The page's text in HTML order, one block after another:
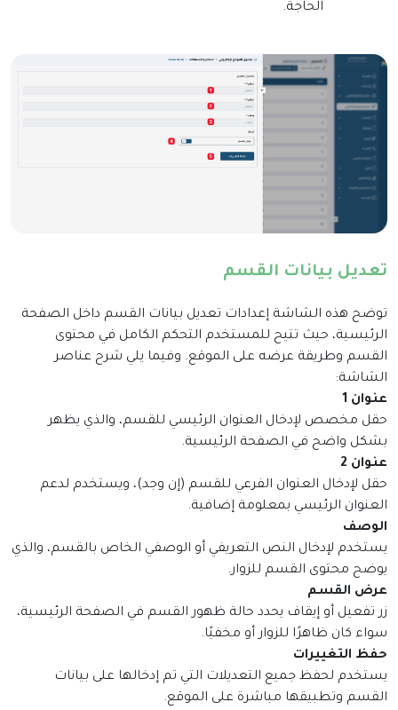
الحاجة.
تعديل بيانات القسم
توضح هذه الشاشة إعدادات تعديل بيانات القسم داخل الصفحة
الرئيسية، حيث تتيح للمستخدم التحكم الكامل في محتوى
القسم وطريقة عرضه على الموقع. وفيما يلي شرح عناصر
الشاشة:
عنوان 1
حقل مخصص لإدخال العنوان الرئيسي للقسم، والذي يظهر
بشكل واضح في الصفحة الرئيسية.
عنوان 2
حقل لإدخال العنوان الفرعي للقسم (إن وجد)، ويستخدم لدعم
العنوان الرئيسي بمعلومة إضافية.
الوصف
يستخدم لإدخال النص التعريفي أو الوصفي الخاص بالقسم، والذي
يوضح محتوى القسم للزوار.
عرض القسم
زر تفعيل أو إيقاف يحدد حالة ظهور القسم في الصفحة الرئيسية،
سواء كان ظاهرًا للزوار أو مخفيًا.
حفظ التغييرات
يستخدم لحفظ جميع التعديلات التي تم إدخالها على بيانات
القسم وتطبيقها مباشرة على الموقع.